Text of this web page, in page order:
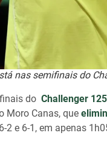
nas semifinais do
do Challenger
Moro Canas, que
2 e 6-1, em apenas